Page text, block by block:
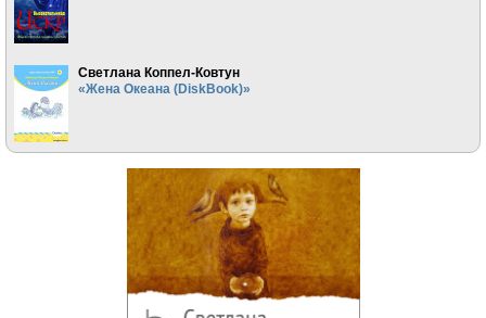
Светлана Коппел-Ковтун
«Жена Океана (DiskBook)»